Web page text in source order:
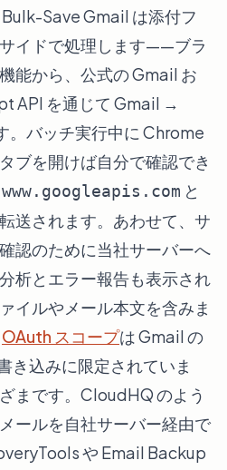
Bulk-Save Gmail は添付フ
イドで処理します——ブラ
能から、公式の Gmail お
API を通じて Gmail →
。バッチ実行中に Chrome
ブを開けば自分で確認でき
www.googleapis.com と
送されます。あわせて、サ
認のために当社サーバーへ
析とエラー報告も表示され
イルやメール本文を含みま
OAuth スコープは Gmail の
き込みに限定されていま
まです。CloudHQ のよう
ールを自社サーバー経由で
や Email Backup